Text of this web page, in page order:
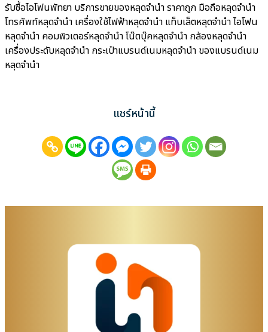
รับซื้อไอโฟนพัทยา บริการขายของหลุดจำนำ ราคาถูก มือถือหลุดจำนำ
โทรศัพท์หลุดจำนำ เครื่องใช้ไฟฟ้าหลุดจำนำ แท็บเล็ตหลุดจำนำ ไอโฟน
หลุดจำนำ คอมพิวเตอร์หลุดจำนำ โน๊ตบุ๊คหลุดจำนำ กล้องหลุดจำนำ
เครื่องประดับหลุดจำนำ กระเป๋าแบรนด์เนมหลุดจำนำ ของแบรนด์เนม
หลุดจำนำ
แชร์หน้านี้